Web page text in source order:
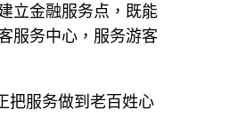
立金融服务点，既能
服务中心，服务游客
把服务做到老百姓心